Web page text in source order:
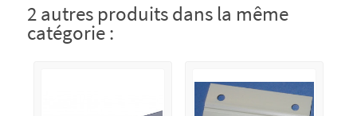
2 autres produits dans la même
catégorie :